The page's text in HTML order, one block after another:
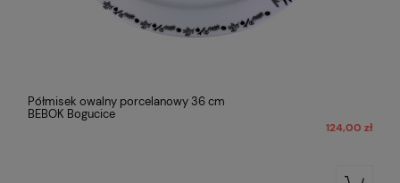
Półmisek owalny porcelanowy 36 cm
BEBOK Bogucice
124,00 zł